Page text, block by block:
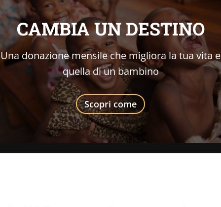
CAMBIA UN DESTINO
Una donazione mensile che migliora la tua vita e
quella di un bambino
Scopri come